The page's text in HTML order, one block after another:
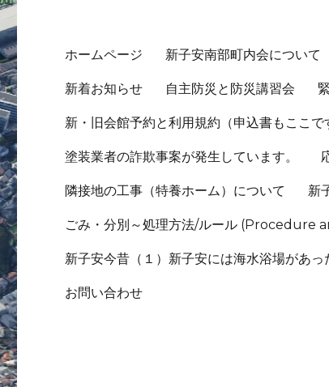
ホームページ 新子安南部町内会について
新着お知らせ 自主防災と防災講習会
新・旧会館予約と利用規約（申込書もここで
塗装業者の詐欺事案が発生しています。
隣接地の工事（特養ホーム）について 新
ごみ・分別～処理方法/ルール
新子安今昔（１）新子安には海水浴場があっ
お問い合わせ